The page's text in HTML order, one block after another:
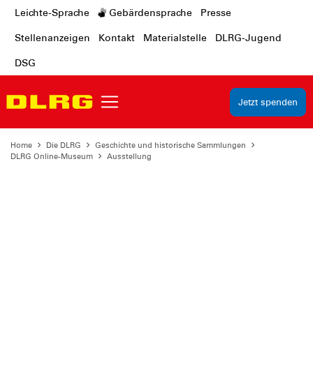
Leichte-Sprache Gebärdensprache Presse
Stellenanzeigen Kontakt Materialstelle DLRG-Jugend
DSG
Jetzt spenden
Home Die DLRG
Geschichte und historische Sammlungen
DLRG Online-Museum
Ausstellung